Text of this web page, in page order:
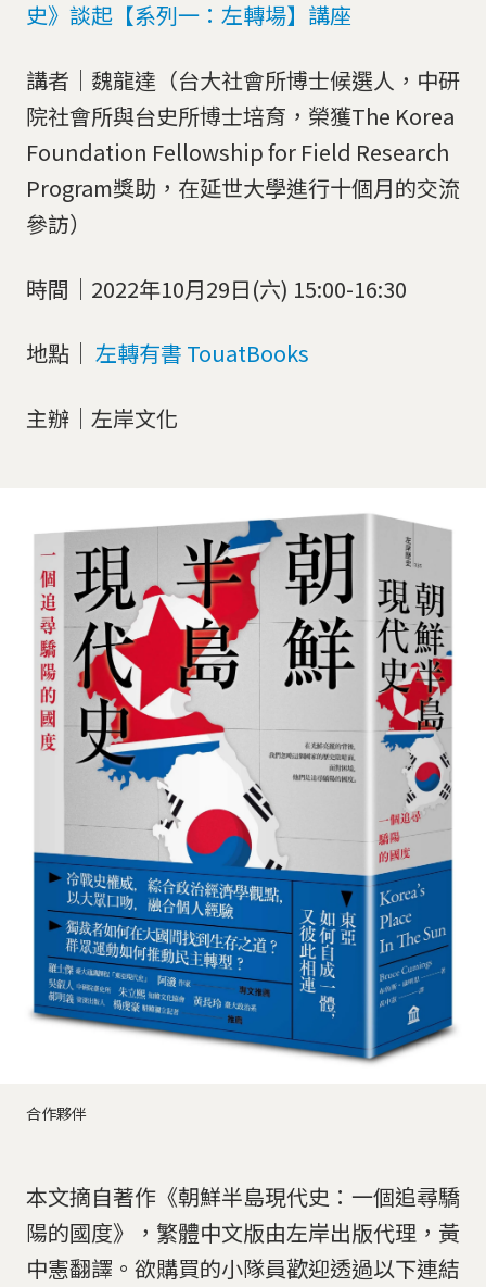
史》談起【系列一：左轉場】講座
講者｜魏龍達（台大社會所博士候選人，中研
院社會所與台史所博士培育，榮獲The Korea
Foundation Fellowship for Field Research
Program獎助，在延世大學進行十個月的交流
參訪）
時間｜2022年10月29日(六) 15:00-16:30
地點｜ 左轉有書 TouatBooks
主辦｜左岸文化
合作夥伴
本文摘自著作《朝鮮半島現代史：一個追尋驕
陽的國度》，繁體中文版由左岸出版代理，黃
中憲翻譯。欲購買的小隊員歡迎透過以下連結